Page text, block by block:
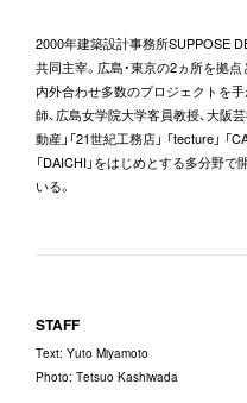
2000年建築設計事務所SUPPOSE
共同主宰。広島・東京の2ヵ所を拠
内外合わせ多数のプロジェクトを
師、広島女学院大学客員教授、大阪
動産」「21世紀工務店」 「tecture」 「
「DAICHI」をはじめとする多分野
いる。
STAFF
Text: Yuto Miyamoto
Photo: Tetsuo Kashiwada